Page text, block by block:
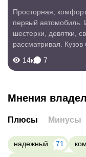
Просторная,
первый автомобиль.
шестерки, девятки,
рассматривал. Кузов
короче ржавчина
было. Изначально
14к 7
Мнения
Плюсы Минусы
надежный 71